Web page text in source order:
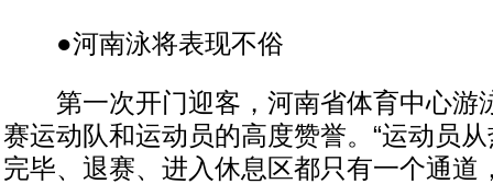
●河南泳将表现不俗
第一次开门迎客，河南省体育中心游
赛运动队和运动员的高度赞誉。“运动员
完毕、退赛、进入休息区都只有一个通道